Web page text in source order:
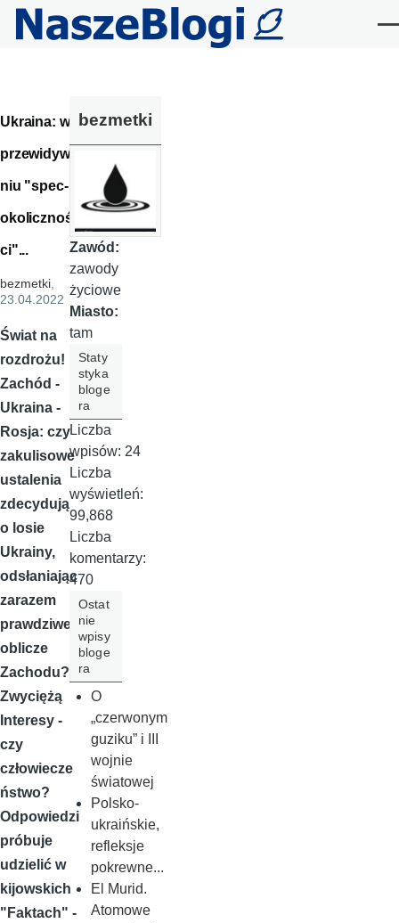
Przejdź do treści
Ukraina: w
przewidywa
niu "spec-
okolicznoś
ci"...
bezmetki,
23.04.2022
Świat na
rozdrożu!
Zachód -
Ukraina -
Rosja: czy
zakulisowe
ustalenia
zdecydują
o losie
Ukrainy,
odsłaniając
zarazem
prawdziwe
oblicze
Zachodu?
Zwyciężą
Interesy -
czy
człowiecze
ństwo?
Odpowiedzi
próbuje
udzielić w
kijowskich
"Faktach" -
bezmetki
Zawód:
zawody
życiowe
Miasto:
tam
Staty
styka
bloge
ra
Liczba
wpisów: 24
Liczba
wyświetleń:
99,868
Liczba
komentarzy:
470
Ostat
nie
wpisy
bloge
ra
O
„czerwonym
guziku” i III
wojnie
światowej
Polsko-
ukraińskie,
refleksje
pokrewne...
El Murid.
Atomowe